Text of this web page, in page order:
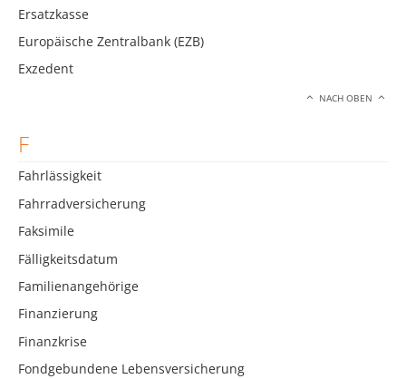
Ersatzkasse
Europäische Zentralbank (EZB)
Exzedent
NACH OBEN
F
Fahrlässigkeit
Fahrradversicherung
Faksimile
Fälligkeitsdatum
Familienangehörige
Finanzierung
Finanzkrise
Fondgebundene Lebensversicherung